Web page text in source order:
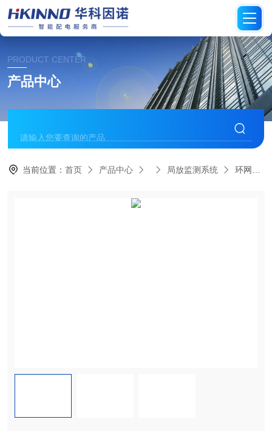
PRODUCT CENTER
产品中心
当前位置：首页 产品中心 局放监测系统 环网柜局放阈值监测系统-稳电护航